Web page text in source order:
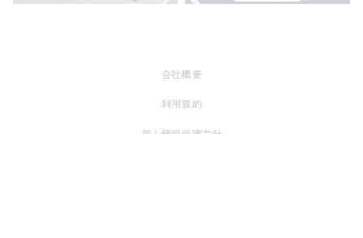
会社概要
利用規約
個人情報保護方針